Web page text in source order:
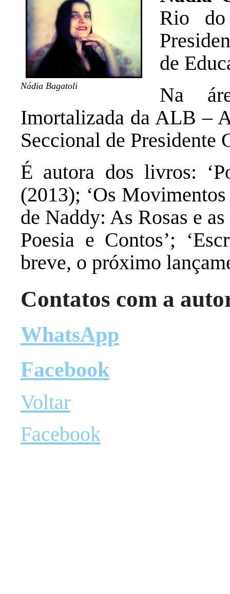
Nádia Bagatoli
Rio
de
Na
Imortalizada da ALB –
Seccional de Presidente
É autora dos livros:
(2013); ‘Os
de Naddy: As Rosas e
Poesia e Contos’;
breve, o próximo
Contatos com a
WhatsApp
Facebook
Voltar
Facebook